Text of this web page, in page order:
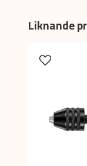
Liknande